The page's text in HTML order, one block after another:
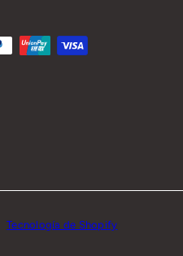
Tecnología de Shopify